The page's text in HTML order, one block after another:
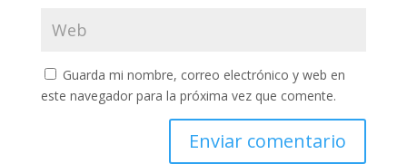
Guarda mi nombre, correo electrónico y web en
este navegador para la próxima vez que comente.